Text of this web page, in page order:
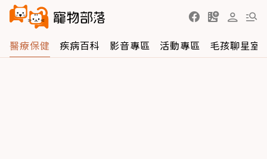
醫療保健 疾病百科 影音專區 活動專區 毛孩聊星室